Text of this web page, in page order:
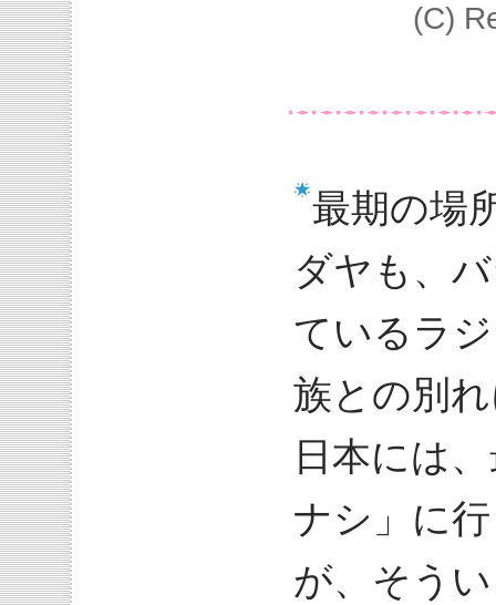
(C)
最期の場
ダヤも、
ているラ
族との別
日本には
ナシ」に
が、そう